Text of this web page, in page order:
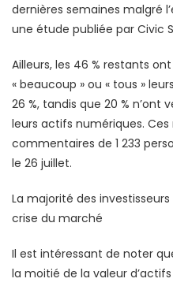
dernières semaines malgré
une étude publiée par Civic
Ailleurs, les 46 % restants
« beaucoup » ou « tous »
26 %, tandis que 20 % n’ont
leurs actifs numériques.
commentaires de 1 233
le 26 juillet.
La majorité des
crise du marché
Il est intéressant de noter
la moitié de la valeur